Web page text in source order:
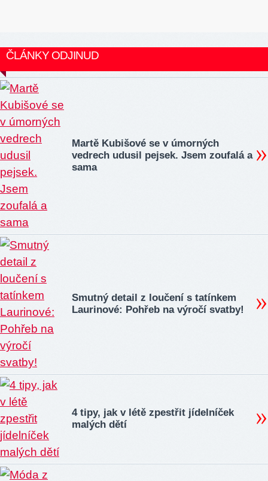
ČLÁNKY ODJINUD
Martě Kubišové se v úmorných
vedrech udusil pejsek. Jsem zoufalá a
sama
Smutný detail z loučení s tatínkem
Laurinové: Pohřeb na výročí svatby!
4 tipy, jak v létě zpestřit jídelníček
malých dětí